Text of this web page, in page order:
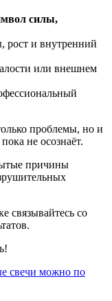
силы,
рост и внутренний
или внешнем
проблемы, но и
не осознаёт.
причины
связывайтесь со
свечи можно по